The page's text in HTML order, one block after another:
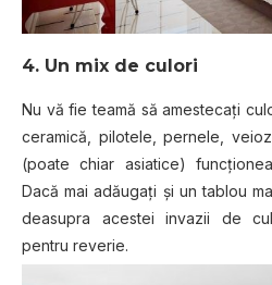
4. Un mix de culori
Nu vă fie teamă să amestecați
ceramică, pilotele, pernele,
(poate chiar asiatice)
Dacă mai adăugați și un tablou
deasupra acestei invazii de
pentru reverie.